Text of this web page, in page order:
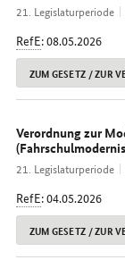
21. Legislaturperiode
RefE: 08.05.2026
ZUM GESETZ / ZUR
Verordnung zur
21. Legislaturperiode
RefE: 04.05.2026
ZUM GESETZ / ZUR